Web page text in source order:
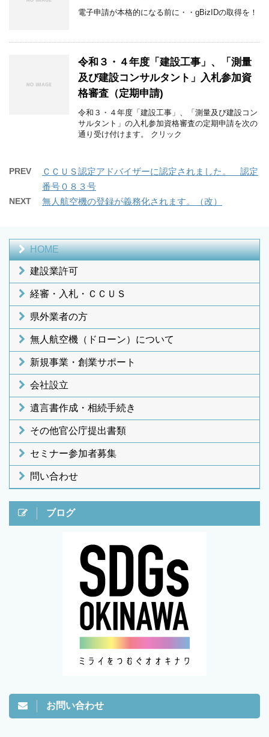
電子申請が本格的になる前に・・gBizIDの取得を！
令和３・４年度「建設工事」、「測量
及び建設コンサルタント」入札参加資
格審査（定期申請)
令和３・４年度「建設工事」、「測量及び建設コン
サルタント」の入札参加資格審査の定期申請を次の
通り受け付けます。 クリック
PREV
ＣＣＵＳ認定アドバイザーに認定されました。 認定
番号０８３号
NEXT 無人航空機の登録が義務化されます。（改）
HOME
建設業許可
経審・入札・ＣＣＵＳ
県外業者の方
無人航空機（ドローン）について
新規事業・創業サポート
会社設立
遺言書作成・相続手続き
その他官公庁提出書類
セミナー参加者募集
問い合わせ
ブログ
お問い合わせ